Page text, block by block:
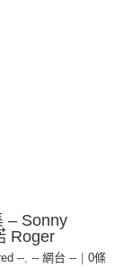
– Sonny
Roger
--, -- 網台 --
0條